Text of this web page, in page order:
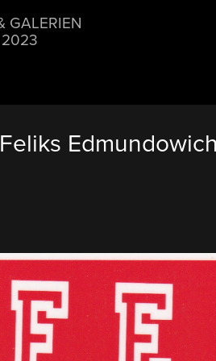
GALERIEN
2023
Feliks